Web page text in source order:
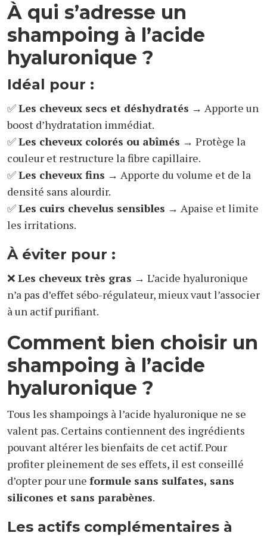
À qui s’adresse un
shampoing à l’acide
hyaluronique ?
Idéal pour :
✅Les cheveux secs et déshydratés → Apporte un
boost d’hydratation immédiat.
✅Les cheveux colorés ou abîmés → Protège la
couleur et restructure la fibre capillaire.
✅Les cheveux fins → Apporte du volume et de la
densité sans alourdir.
✅Les cuirs chevelus sensibles → Apaise et limite
les irritations.
À éviter pour :
❌ Les cheveux très gras → L’acide hyaluronique
n’a pas d’effet sébo-régulateur, mieux vaut l’associer
à un actif purifiant.
Comment bien choisir un
shampoing à l’acide
hyaluronique ?
Tous les shampoings à l’acide hyaluronique ne se
valent pas. Certains contiennent des ingrédients
pouvant altérer les bienfaits de cet actif. Pour
profiter pleinement de ses effets, il est conseillé
d’opter pour une formule sans sulfates, sans
silicones et sans parabènes.
Les actifs complémentaires à